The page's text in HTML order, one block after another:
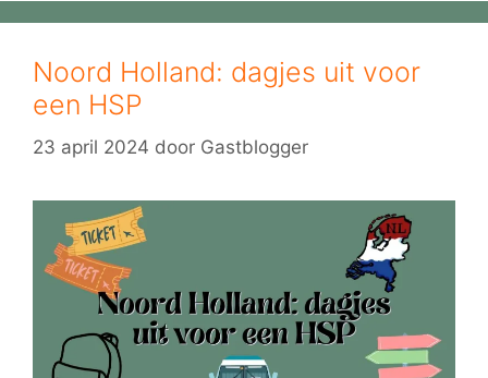
Noord Holland: dagjes uit voor
een HSP
23 april 2024 door Gastblogger